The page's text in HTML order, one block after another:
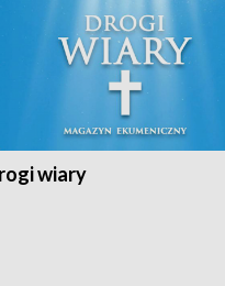
wiary